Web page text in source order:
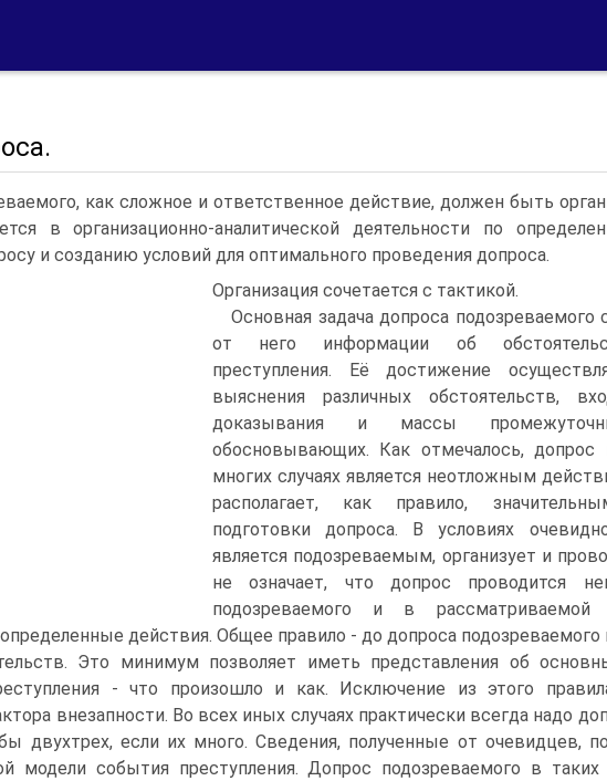
как сложное и ответственное действие, должен быть
в организационно-аналитической деятельности по
и созданию условий для оптимального проведения допроса.
Организация сочетается с тактикой.
Основная задача допроса подозреваемого
от него информации об
преступления. Её достижение
выяснения различных обстоятельств,
доказывания и массы
обосновывающих. Как отмечалось, допрос
многих случаях является неотложным
располагает, как правило,
подготовки допроса. В условиях
является подозреваемым, организует и
не означает, что допрос проводится
подозреваемого и в рассматриваемой
действия. Общее правило - до допроса подозреваемого
Это минимум позволяет иметь представления об
- что произошло и как. Исключение из этого
внезапности. Во всех иных случаях практически всегда надо
двухтрех, если их много. Сведения, полученные от очевидцев,
модели события преступления. Допрос подозреваемого в таких